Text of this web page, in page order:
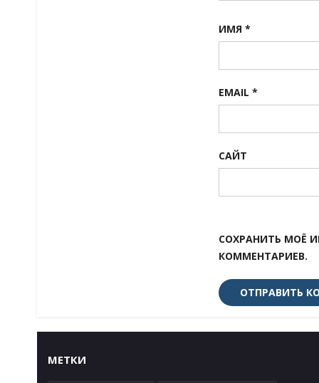
ИМЯ *
EMAIL *
САЙТ
СОХРАНИТЬ МОЁ
КОММЕНТАРИЕВ.
МЕТКИ